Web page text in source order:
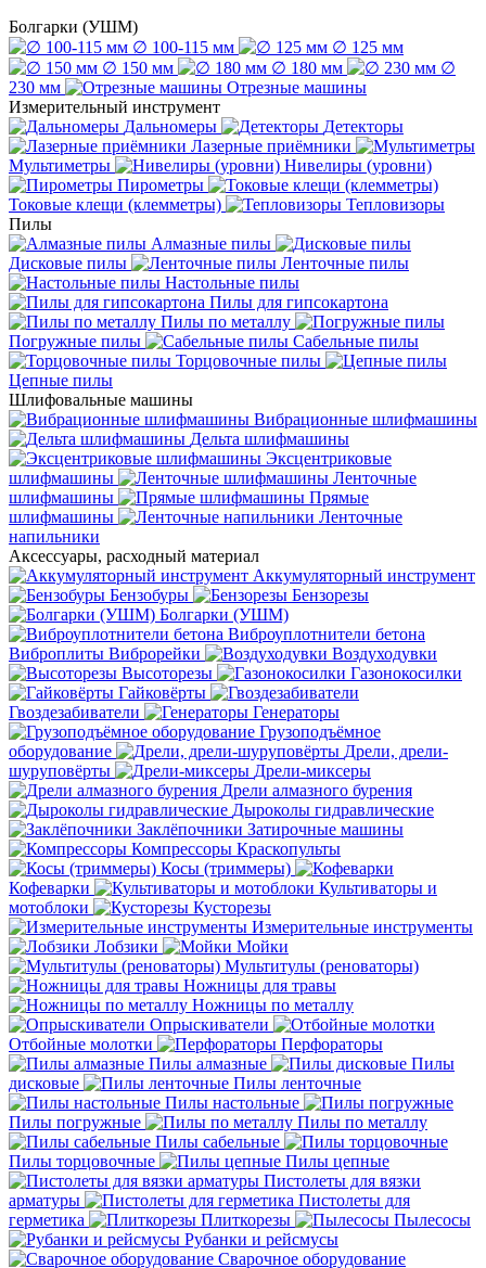
Болгарки (УШМ)
∅ 100-115 мм
∅ 125 мм
∅ 150 мм
∅ 180 мм
∅
230 мм
Отрезные машины
Измерительный инструмент
Дальномеры
Детекторы
Лазерные приёмники
Мультиметры
Нивелиры (уровни)
Пирометры
Токовые клещи (клемметры)
Тепловизоры
Пилы
Алмазные пилы
Дисковые пилы
Ленточные пилы
Настольные пилы
Пилы для гипсокартона
Пилы по металлу
Погружные пилы
Сабельные пилы
Торцовочные пилы
Цепные пилы
Шлифовальные машины
Вибрационные шлифмашины
Дельта шлифмашины
Эксцентриковые
шлифмашины
Ленточные
шлифмашины
Прямые
шлифмашины
Ленточные
напильники
Аксессуары, расходный материал
Аккумуляторный инструмент
Бензобуры
Бензорезы
Болгарки (УШМ)
Виброуплотнители бетона
Виброплиты Виброрейки
Воздуходувки
Высоторезы
Газонокосилки
Гайковёрты
Гвоздезабиватели
Генераторы
Грузоподъёмное
оборудование
Дрели, дрели-
шуруповёрты
Дрели-миксеры
Дрели алмазного бурения
Дыроколы гидравлические
Заклёпочники Затирочные машины
Компрессоры Краскопульты
Косы (триммеры)
Кофеварки
Культиваторы и
мотоблоки
Кусторезы
Измерительные инструменты
Лобзики
Мойки
Мультитулы (реноваторы)
Ножницы для травы
Ножницы по металлу
Опрыскиватели
Отбойные молотки
Перфораторы
Пилы алмазные
Пилы
дисковые
Пилы ленточные
Пилы настольные
Пилы погружные
Пилы по металлу
Пилы сабельные
Пилы торцовочные
Пилы цепные
Пистолеты для вязки
арматуры
Пистолеты для
герметика
Плиткорезы
Пылесосы
Рубанки и рейсмусы
Сварочное оборудование